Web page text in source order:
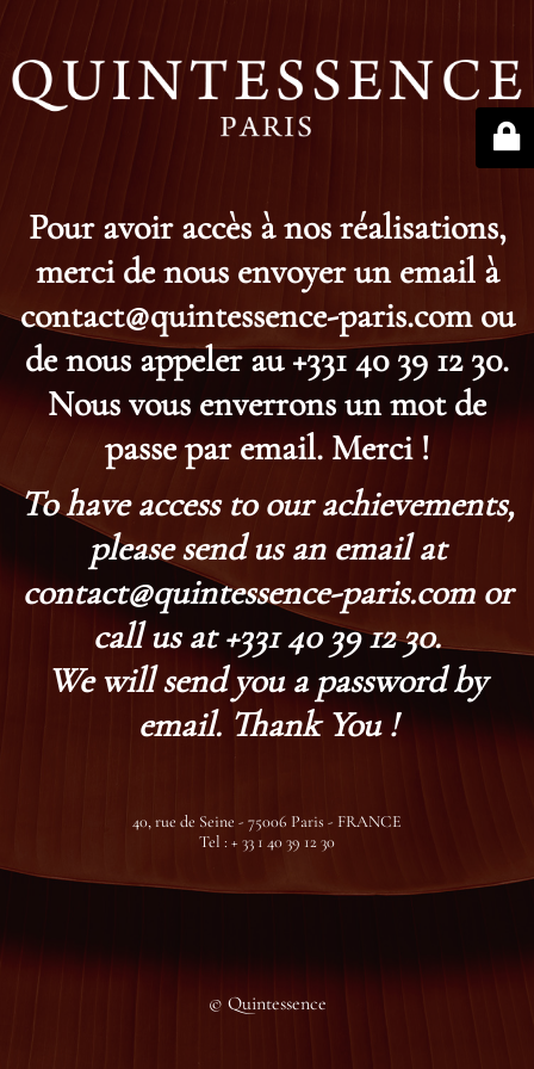
Pour avoir accès à nos réalisations,
merci de nous envoyer un email à
contact@quintessence-paris.com ou
de nous appeler au +331 40 39 12 30.
Nous vous enverrons un mot de
passe par email. Merci !
To have access to our achievements,
please send us an email at
contact@quintessence-paris.com or
call us at +331 40 39 12 30.
We will send you a password by
email. Thank You !
40, rue de Seine - 75006 Paris - FRANCE
Tel : + 33 1 40 39 12 30
© Quintessence